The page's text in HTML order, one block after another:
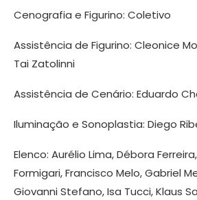
Cenografia e Figurino: Coletivo
Assistência de Figurino: Cleonice
Tai Zatolinni
Assistência de Cenário: Eduardo
Iluminação e Sonoplastia: Diego
Elenco: Aurélio Lima, Débora
Formigari, Francisco Melo, Gabriel
Giovanni Stefano, Isa Tucci, Klaus